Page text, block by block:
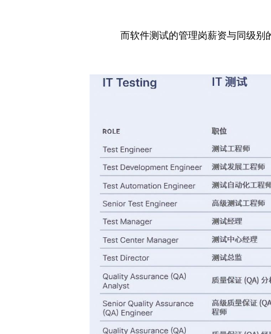
而软件测试的管理岗薪资与同级别